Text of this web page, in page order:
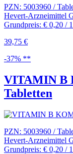
PZN: 5003960 /
Hevert-Arzneimittel
Grundpreis: € 0,20 /
39,75 €
-37% **
VITAMIN B
Tabletten
PZN: 5003960 /
Hevert-Arzneimittel
Grundpreis: € 0,20 /